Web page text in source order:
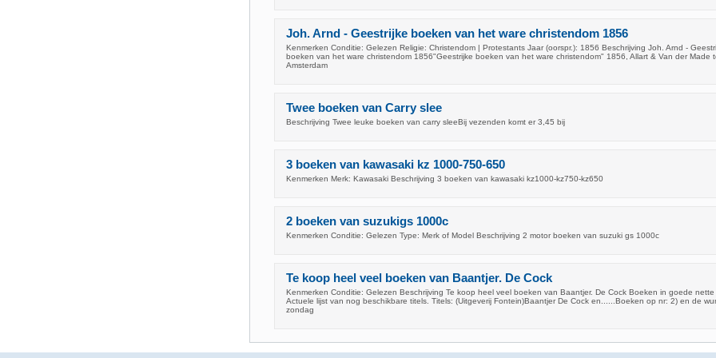
Joh. Arnd - Geestrijke boeken van het ware christendom 1856
Kenmerken Conditie: Gelezen Religie: Christendom | Protestants Jaar (oorspr.): 1856 Beschrijving Joh. Arnd -
boeken van het ware christendom 1856"Geestrijke boeken van het ware christendom" 1856, Allart & Van der Made
Amsterdam
Twee boeken van Carry slee
Beschrijving Twee leuke boeken van carry sleeBij vezenden komt er 3,45 bij
3 boeken van kawasaki kz 1000-750-650
Kenmerken Merk: Kawasaki Beschrijving 3 boeken van kawasaki kz1000-kz750-kz650
2 boeken van suzukigs 1000c
Kenmerken Conditie: Gelezen Type: Merk of Model Beschrijving 2 motor boeken van suzuki gs 1000c
Te koop heel veel boeken van Baantjer. De Cock
Kenmerken Conditie: Gelezen Beschrijving Te koop heel veel boeken van Baantjer. De Cock Boeken in goede
Actuele lijst van nog beschikbare titels. Titels: (Uitgeverij Fontein)Baantjer De Cock en......Boeken op nr: 2) en de
zondag